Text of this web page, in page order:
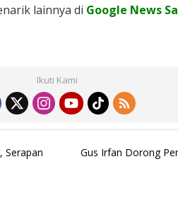
lainnya di Google News
Ikuti Kami
Serapan
Gus Irfan Dorong